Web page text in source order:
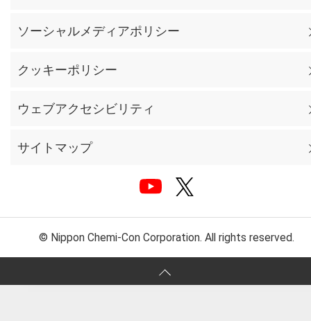
ソーシャルメディアポリシー
クッキーポリシー
ウェブアクセシビリティ
サイトマップ
© Nippon Chemi-Con Corporation. All rights reserved.